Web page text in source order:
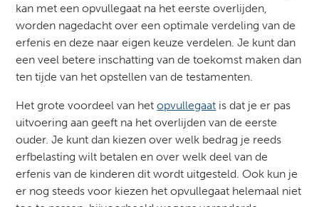
kan met een opvullegaat na het eerste overlijden,
worden nagedacht over een optimale verdeling van de
erfenis en deze naar eigen keuze verdelen. Je kunt dan
een veel betere inschatting van de toekomst maken dan
ten tijde van het opstellen van de testamenten.
Het grote voordeel van hetopvullegaat is dat je er pas
uitvoering aan geeft na het overlijden van de eerste
ouder. Je kunt dan kiezen over welk bedrag je reeds
erfbelasting wilt betalen en over welk deel van de
erfenis van de kinderen dit wordt uitgesteld. Ook kun je
er nog steeds voor kiezen het opvullegaat helemaal niet